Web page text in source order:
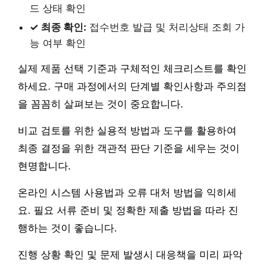
드 상태 확인
✓ 최종 확인: 접수번호 발급 및 처리상태 조회 가
능 여부 확인
실제 제품 선택 기준과 구체적인 체크리스트를 확인
하세요. 구매 과정에서의 단계별 확인사항과 주의점
을 꼼꼼히 살펴보는 것이 중요합니다.
비교 검토를 위한 실용적 방법과 도구를 활용하여
최종 결정을 위한 객관적 판단 기준을 세우는 것이
현명합니다.
온라인 시스템 사용법과 오류 대처 방법을 익히세
요. 필요 서류 준비 및 정확한 제출 방법을 따라 진
행하는 것이 좋습니다.
진행 상황 확인 및 문제 발생시 대응책을 미리 파악